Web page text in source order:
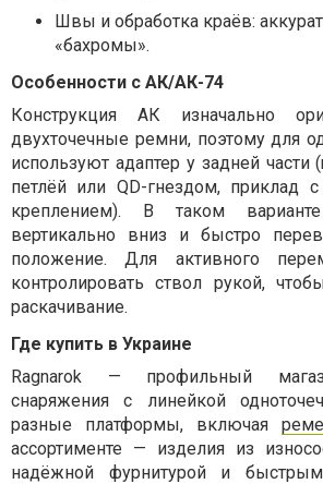
Швы и обработка краёв:
«бахромы».
Особенности с АК/АК-74
Конструкция АК изначально
двухточечные ремни, поэтому для
используют адаптер у задней части
петлёй или QD-гнездом, приклад
креплением). В таком
вертикально вниз и быстро
положение. Для активного
контролировать ствол рукой,
раскачивание.
Где купить в Украине
Ragnarok — профильный
снаряжения с линейкой
разные платформы, включая
ассортименте — изделия из
надёжной фурнитурой и быстрым